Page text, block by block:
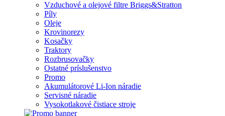
Vzduchové a olejové filtre Briggs&Stratton
Píly
Oleje
Krovinorezy
Kosačky
Traktory
Rozbrusovačky
Ostatné príslušenstvo
Promo
Akumulátorové Li-Ion náradie
Servisné náradie
Vysokotlakové čistiace stroje